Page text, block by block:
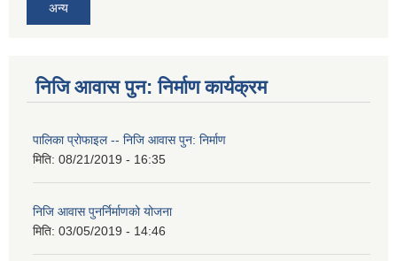
अन्य
निजि आवास पुन: निर्माण कार्यक्रम
पालिका प्राेफाइल -- निजि आवास पुन: निर्माण
मिति: 08/21/2019 - 16:35
निजि आवास पुनर्निर्माणको योजना
मिति: 03/05/2019 - 14:46